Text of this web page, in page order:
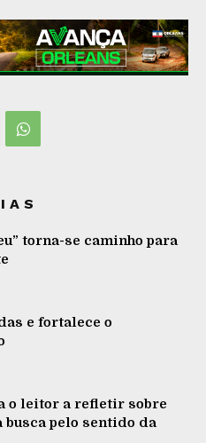
torna-se caminho para
e fortalece o
o leitor a refletir sobre
pelo sentido da